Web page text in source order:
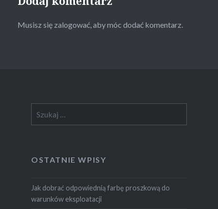
Musisz się zalogować, aby móc dodać komentarz.
OSTATNIE WPISY
Jak dobrać odpowiednią farbę proszkową do
warunków eksploatacji